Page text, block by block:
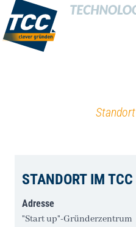
Standort
STANDORT IM TCC
Adresse
"Start up"-Gründerzentrum